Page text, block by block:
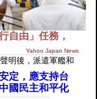
自由」任務，
Yahoo Japan News
明後，派遣軍艦和
定，應支持台
國民主和平化